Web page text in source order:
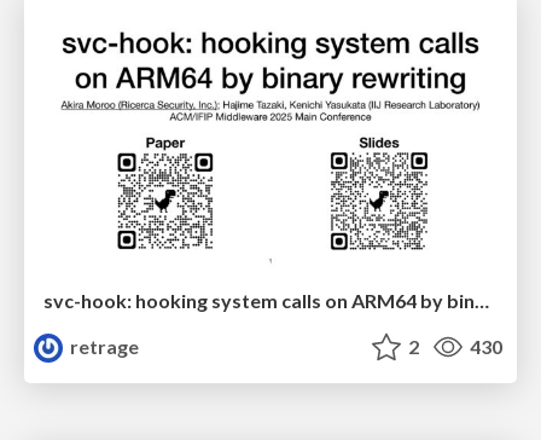
svc-hook: hooking system calls on ARM64 by binary rewriting
retrage
2 430